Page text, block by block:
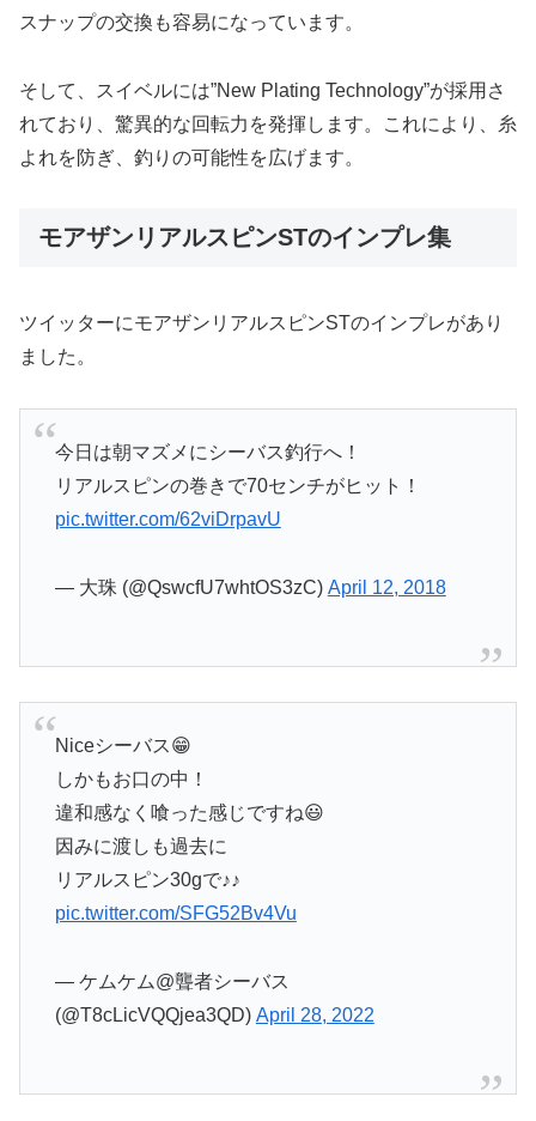
スナップの交換も容易になっています。
そして、スイベルには”New Plating Technology”が採用さ
れており、驚異的な回転力を発揮します。これにより、糸
よれを防ぎ、釣りの可能性を広げます。
モアザンリアルスピンSTのインプレ集
ツイッターにモアザンリアルスピンSTのインプレがあり
ました。
今日は朝マズメにシーバス釣行へ！
リアルスピンの巻きで70センチがヒット！
pic.twitter.com/62viDrpavU
— 大珠 (@QswcfU7whtOS3zC) April 12, 2018
Niceシーバス😁
しかもお口の中！
違和感なく喰った感じですね😃
因みに渡しも過去に
リアルスピン30gで♪♪
pic.twitter.com/SFG52Bv4Vu
— ケムケム@聾者シーバス
(@T8cLicVQQjea3QD) April 28, 2022